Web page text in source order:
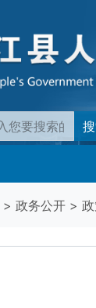
> 政务公开 >